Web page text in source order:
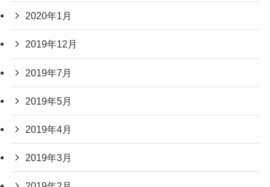
2020年1月
2019年12月
2019年7月
2019年5月
2019年4月
2019年3月